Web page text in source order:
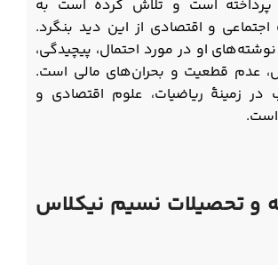
پرداخته است و تلاش کرده است به
و اقتصادی از این دید بنگرد.
او در مورد احتمال، پیچیدگی،
عدم قطعیت و بحران‌های مالی است.
در زمینۀ ریاضیات، علوم اقتصادی و
و تحصیلات نسیم نیکلاس